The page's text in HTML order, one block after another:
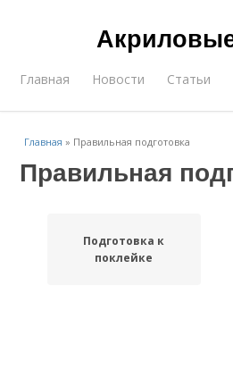
Главная Новости Статьи
Главная » Правильная подготовка
Правильная
Подготовка к
поклейке